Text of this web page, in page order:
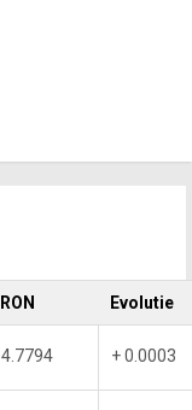
RON Evolutie
4.7794 + 0.0003